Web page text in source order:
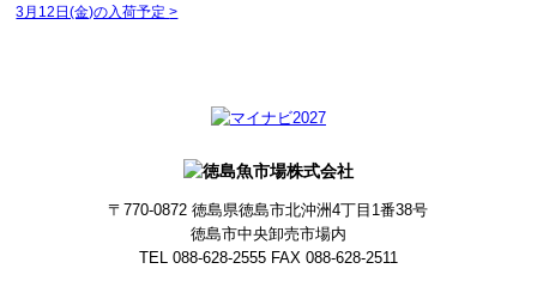
3月12日(金)の入荷予定>
〒770-0872徳島県徳島市北沖洲4丁目1番38号
徳島市中央卸売市場内
TEL 088-628-2555 FAX 088-628-2511